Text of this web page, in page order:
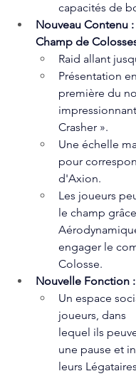
capacités de
Nouveau Contenu
Champ de
Raid allant
Présentation
première du
impressionnant
Crasher ».
Une échelle
pour
d'Axion.
Les joueurs
le champ
engager le
Colosse.
Nouvelle Fonction
Un espace
joueurs, dans
lequel ils
une pause et
leurs